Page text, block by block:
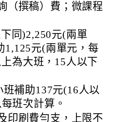
（撰稿）費；微課程
同)2,250元(兩單
1,125元(兩單元，每
為大班，15人以下
補助137元(16人以
班次計算。
印刷費勻支，上限不